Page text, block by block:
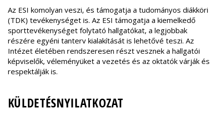
Az ESI komolyan veszi, és támogatja a tudományos diákköri
(TDK) tevékenységet is. Az ESI támogatja a kiemelkedő
sporttevékenységet folytató hallgatókat, a legjobbak
részére egyéni tanterv kialakítását is lehetővé teszi. Az
Intézet életében rendszeresen részt vesznek a hallgatói
képviselők, véleményüket a vezetés és az oktatók várják és
respektálják is.
KÜLDETÉSNYILATKOZAT